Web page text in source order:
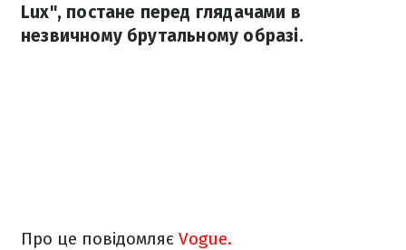
Lux", постане перед глядачами в
незвичному брутальному образі.
Про це повідомляє Vogue.